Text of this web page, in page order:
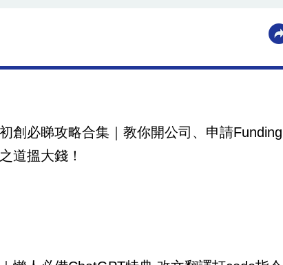
創必睇攻略合集｜教你開公司、申請Funding
道搵大錢！